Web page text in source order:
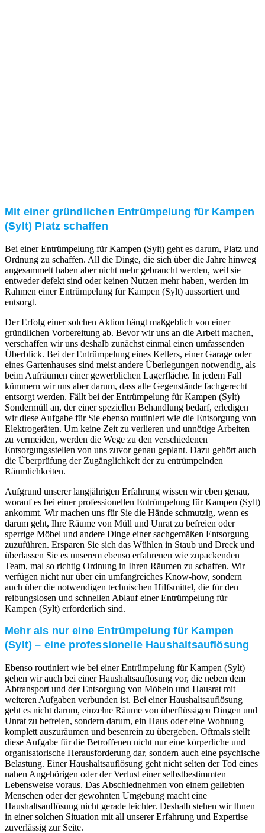
Mit einer gründlichen Entrümpelung für Kampen
(Sylt) Platz schaffen
Bei einer Entrümpelung für Kampen (Sylt) geht es darum, Platz und
Ordnung zu schaffen. All die Dinge, die sich über die Jahre hinweg
angesammelt haben aber nicht mehr gebraucht werden, weil sie
entweder defekt sind oder keinen Nutzen mehr haben, werden im
Rahmen einer Entrümpelung für Kampen (Sylt) aussortiert und
entsorgt.
Der Erfolg einer solchen Aktion hängt maßgeblich von einer
gründlichen Vorbereitung ab. Bevor wir uns an die Arbeit machen,
verschaffen wir uns deshalb zunächst einmal einen umfassenden
Überblick. Bei der Entrümpelung eines Kellers, einer Garage oder
eines Gartenhauses sind meist andere Überlegungen notwendig, als
beim Aufräumen einer gewerblichen Lagerfläche. In jedem Fall
kümmern wir uns aber darum, dass alle Gegenstände fachgerecht
entsorgt werden. Fällt bei der Entrümpelung für Kampen (Sylt)
Sondermüll an, der einer speziellen Behandlung bedarf, erledigen
wir diese Aufgabe für Sie ebenso routiniert wie die Entsorgung von
Elektrogeräten. Um keine Zeit zu verlieren und unnötige Arbeiten
zu vermeiden, werden die Wege zu den verschiedenen
Entsorgungsstellen von uns zuvor genau geplant. Dazu gehört auch
die Überprüfung der Zugänglichkeit der zu entrümpelnden
Räumlichkeiten.
Aufgrund unserer langjährigen Erfahrung wissen wir eben genau,
worauf es bei einer professionellen Entrümpelung für Kampen (Sylt)
ankommt. Wir machen uns für Sie die Hände schmutzig, wenn es
darum geht, Ihre Räume von Müll und Unrat zu befreien oder
sperrige Möbel und andere Dinge einer sachgemäßen Entsorgung
zuzuführen. Ersparen Sie sich das Wühlen in Staub und Dreck und
überlassen Sie es unserem ebenso erfahrenen wie zupackenden
Team, mal so richtig Ordnung in Ihren Räumen zu schaffen. Wir
verfügen nicht nur über ein umfangreiches Know-how, sondern
auch über die notwendigen technischen Hilfsmittel, die für den
reibungslosen und schnellen Ablauf einer Entrümpelung für
Kampen (Sylt) erforderlich sind.
Mehr als nur eine Entrümpelung für Kampen
(Sylt) – eine professionelle Haushaltsauflösung
Ebenso routiniert wie bei einer Entrümpelung für Kampen (Sylt)
gehen wir auch bei einer Haushaltsauflösung vor, die neben dem
Abtransport und der Entsorgung von Möbeln und Hausrat mit
weiteren Aufgaben verbunden ist. Bei einer Haushaltsauflösung
geht es nicht darum, einzelne Räume von überflüssigen Dingen und
Unrat zu befreien, sondern darum, ein Haus oder eine Wohnung
komplett auszuräumen und besenrein zu übergeben. Oftmals stellt
diese Aufgabe für die Betroffenen nicht nur eine körperliche und
organisatorische Herausforderung dar, sondern auch eine psychische
Belastung. Einer Haushaltsauflösung geht nicht selten der Tod eines
nahen Angehörigen oder der Verlust einer selbstbestimmten
Lebensweise voraus. Das Abschiednehmen von einem geliebten
Menschen oder der gewohnten Umgebung macht eine
Haushaltsauflösung nicht gerade leichter. Deshalb stehen wir Ihnen
in einer solchen Situation mit all unserer Erfahrung und Expertise
zuverlässig zur Seite.